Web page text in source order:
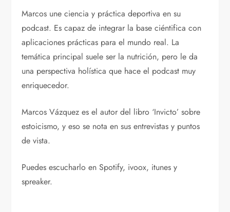
Marcos une ciencia y práctica deportiva en su
podcast. Es capaz de integrar la base ciéntifica con
aplicaciones prácticas para el mundo real. La
temática principal suele ser la nutrición, pero le da
una perspectiva holística que hace el podcast muy
enriquecedor.
Marcos Vázquez es el autor del libro ‘Invicto’ sobre
estoicismo, y eso se nota en sus entrevistas y puntos
de vista.
Puedes escucharlo en Spotify, ivoox, itunes y
spreaker.